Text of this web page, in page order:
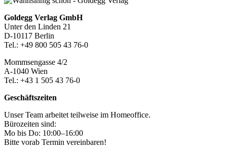
Footer-
Section
Goldegg Verlag GmbH
Unter den Linden 21
D-10117 Berlin
Tel.: +49 800 505 43 76-0
Mommsengasse 4/2
A-1040 Wien
Tel.: +43 1 505 43 76-0
Geschäftszeiten
Unser Team arbeitet teilweise im Homeoffice.
Bürozeiten sind:
Mo bis Do: 10:00–16:00
Bitte vorab Termin vereinbaren!